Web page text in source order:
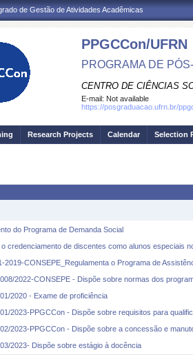
de Gestão de Atividades Acadêmicas
PPGCCon/UFRN
PROGRAMA DE
CENTRO DE CIÊNCIAS
E-mail: Not available
https://posgraduacao.ufrn.br/
Research Projects Calendar Selection
do Programa de Demanda Social
credenciamento de discentes como alunos especiais
2019-CONSEPE_Regulamenta o Programa de
2022-CONSEPE - Dispõe sobre normas dos
2020 - Exame de proficiência
2023-PPGCCon - Dispõe sobre requisitos para
2023-PPGCCon - Dispõe sobre a concessão e
2023- Dispõe sobre estágio à docência